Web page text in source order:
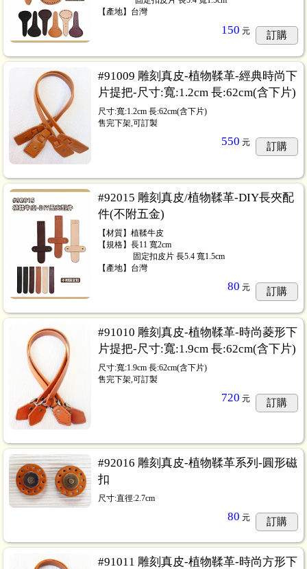
【產地】台灣
150 元 訂購
#91009 雕刻真皮-植物鞣革-經典時尚下
片提把-尺寸:寬:1.2cm 長:62cm(含下片)
尺寸:寬:1.2cm 長:62cm(含下片)
售完下架,可訂製
550 元 訂購
#92015 雕刻真皮/植物鞣革-DIY長夾配
件(不附五金)
【材質】植鞣牛皮
【規格】長11 寬2cm
⠀⠀⠀⠀ ⠀ 固定扣皮片 長5.4 寬1.5cm
【產地】台灣
80 元 訂購
#91010 雕刻真皮-植物鞣革-時尚菱形下
片提把-尺寸:寬:1.9cm 長:62cm(含下片)
尺寸:寬:1.9cm 長:62cm(含下片)
售完下架,可訂製
720 元 訂購
#92016 雕刻真皮-植物鞣革系列-圓形磁
扣
尺寸:直徑:2.7cm
80 元 訂購
#91011 雕刻真皮-植物鞣革-時尚方形下